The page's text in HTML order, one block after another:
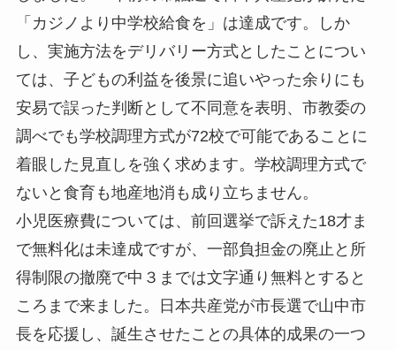
「カジノより中学校給食を」は達成です。しか
し、実施方法をデリバリー方式としたことについ
ては、子どもの利益を後景に追いやった余りにも
安易で誤った判断として不同意を表明、市教委の
調べでも学校調理方式が72校で可能であることに
着眼した見直しを強く求めます。学校調理方式で
ないと食育も地産地消も成り立ちません。
小児医療費については、前回選挙で訴えた18才ま
で無料化は未達成ですが、一部負担金の廃止と所
得制限の撤廃で中３までは文字通り無料とすると
ころまで来ました。日本共産党が市長選で山中市
長を応援し、誕生させたことの具体的成果の一つ